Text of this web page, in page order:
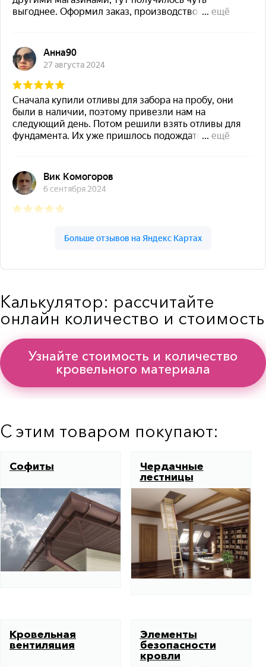
Калькулятор: рассчитайте
онлайн количество и стоимость
Узнайте стоимость и количество
кровельного материала
С этим товаром покупают:
Софиты
Чердачные
лестницы
Кровельная
вентиляция
Элементы
безопасности
кровли